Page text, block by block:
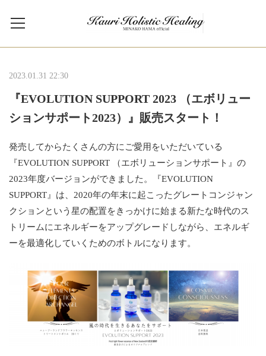
2023.01.31 22:30
『EVOLUTION SUPPORT 2023 （エボリュー
ションサポート2023）』販売スタート！
発売してからたくさんの方にご愛用をいただいている
『EVOLUTION SUPPORT （エボリューションサポート』の
2023年度バージョンができました。『EVOLUTION
SUPPORT』は、2020年の年末に起こったグレートコンジャン
クションという星の配置をきっかけに始まる新たな時代のス
トリームにエネルギーをアップグレードしながら、エネルギ
ーを最適化していくためのボトルになります。